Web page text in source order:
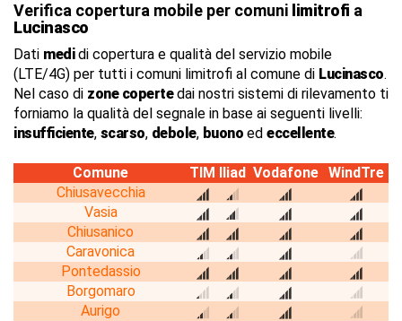
Verifica copertura mobile per comuni limitrofi a
Lucinasco
Dati medidi copertura e qualità del servizio mobile
(LTE/4G) per tutti i comuni limitrofi al comune di Lucinasco.
Nel caso di zone copertedai nostri sistemi di rilevamento ti
forniamo la qualità del segnale in base ai seguenti livelli:
insufficiente, scarso, debole, buono ed eccellente.
Comune TIM Iliad Vodafone
WindTre
Chiusavecchia
Vasia
Chiusanico
Caravonica
Pontedassio
Borgomaro
Aurigo